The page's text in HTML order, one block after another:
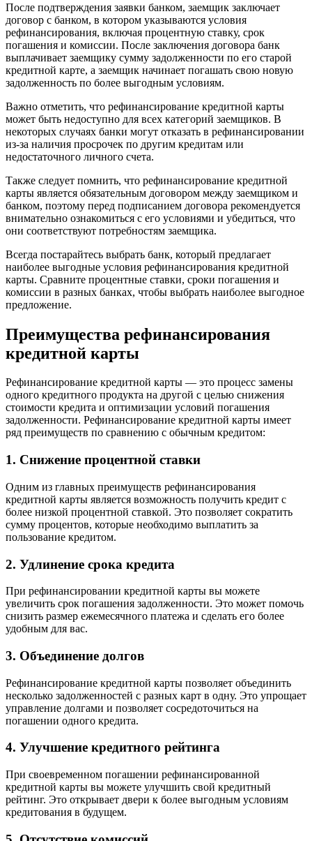
После подтверждения заявки банком, заемщик заключает
договор с банком, в котором указываются условия
рефинансирования, включая процентную ставку, срок
погашения и комиссии. После заключения договора банк
выплачивает заемщику сумму задолженности по его старой
кредитной карте, а заемщик начинает погашать свою новую
задолженность по более выгодным условиям.
Важно отметить, что рефинансирование кредитной карты
может быть недоступно для всех категорий заемщиков. В
некоторых случаях банки могут отказать в рефинансировании
из-за наличия просрочек по другим кредитам или
недостаточного личного счета.
Также следует помнить, что рефинансирование кредитной
карты является обязательным договором между заемщиком и
банком, поэтому перед подписанием договора рекомендуется
внимательно ознакомиться с его условиями и убедиться, что
они соответствуют потребностям заемщика.
Всегда постарайтесь выбрать банк, который предлагает
наиболее выгодные условия рефинансирования кредитной
карты. Сравните процентные ставки, сроки погашения и
комиссии в разных банках, чтобы выбрать наиболее выгодное
предложение.
Преимущества рефинансирования
кредитной карты
Рефинансирование кредитной карты — это процесс замены
одного кредитного продукта на другой с целью снижения
стоимости кредита и оптимизации условий погашения
задолженности. Рефинансирование кредитной карты имеет
ряд преимуществ по сравнению с обычным кредитом:
1. Снижение процентной ставки
Одним из главных преимуществ рефинансирования
кредитной карты является возможность получить кредит с
более низкой процентной ставкой. Это позволяет сократить
сумму процентов, которые необходимо выплатить за
пользование кредитом.
2. Удлинение срока кредита
При рефинансировании кредитной карты вы можете
увеличить срок погашения задолженности. Это может помочь
снизить размер ежемесячного платежа и сделать его более
удобным для вас.
3. Объединение долгов
Рефинансирование кредитной карты позволяет объединить
несколько задолженностей с разных карт в одну. Это упрощает
управление долгами и позволяет сосредоточиться на
погашении одного кредита.
4. Улучшение кредитного рейтинга
При своевременном погашении рефинансированной
кредитной карты вы можете улучшить свой кредитный
рейтинг. Это открывает двери к более выгодным условиям
кредитования в будущем.